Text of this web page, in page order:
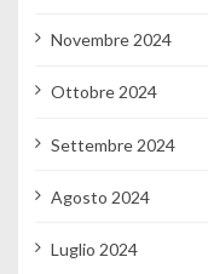
Novembre 2024
Ottobre 2024
Settembre 2024
Agosto 2024
Luglio 2024